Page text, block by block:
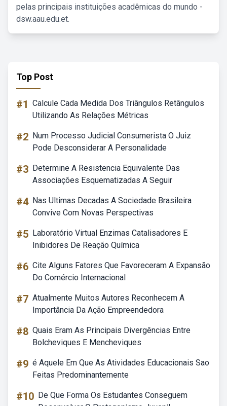
pelas principais instituições acadêmicas do mundo -
dsw.aau.edu.et.
Top Post
#1 Calcule Cada Medida Dos Triângulos Retângulos
Utilizando As Relações Métricas
#2 Num Processo Judicial Consumerista O Juiz
Pode Desconsiderar A Personalidade
#3 Determine A Resistencia Equivalente Das
Associações Esquematizadas A Seguir
#4 Nas Ultimas Decadas A Sociedade Brasileira
Convive Com Novas Perspectivas
#5 Laboratório Virtual Enzimas Catalisadores E
Inibidores De Reação Química
#6 Cite Alguns Fatores Que Favoreceram A Expansão
Do Comércio Internacional
#7 Atualmente Muitos Autores Reconhecem A
Importância Da Ação Empreendedora
#8 Quais Eram As Principais Divergências Entre
Bolcheviques E Mencheviques
#9 é Aquele Em Que As Atividades Educacionais Sao
Feitas Predominantemente
#10 De Que Forma Os Estudantes Conseguem